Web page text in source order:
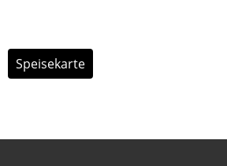
Speisekarte